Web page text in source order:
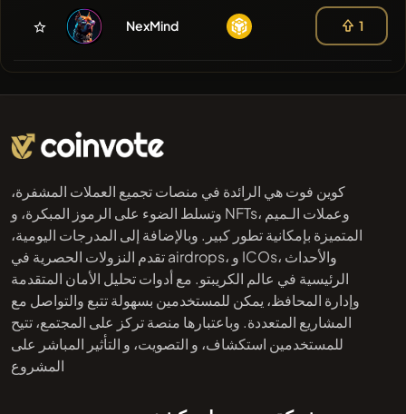
NexMind 1
كوين فوت هي الرائدة في منصات تجميع العملات المشفرة،
وتسلط الضوء على الرموز المبكرة، و NFTs، وعملات الـميم
المتميزة بإمكانية تطور كبير. وبالإضافة إلى المدرجات اليومية،
تقدم النزولات الحصرية في airdrops، و ICOs، والأحداث
الرئيسية في عالم الكريبتو. مع أدوات تحليل الأمان المتقدمة
وإدارة المحافظ، يمكن للمستخدمين بسهولة تتبع والتواصل مع
المشاريع المتعددة. وباعتبارها منصة تركز على المجتمع، تتيح
للمستخدمين استكشاف، و التصويت، و التأثير المباشر على
المشروع